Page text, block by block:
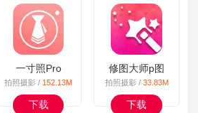
一寸照Pro
拍照摄影 / 152.13M
下载
修图大师p图
拍照摄影 / 33.83M
下载